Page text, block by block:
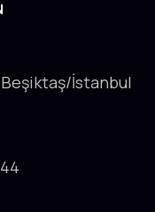
Beşiktaş/İstanbul